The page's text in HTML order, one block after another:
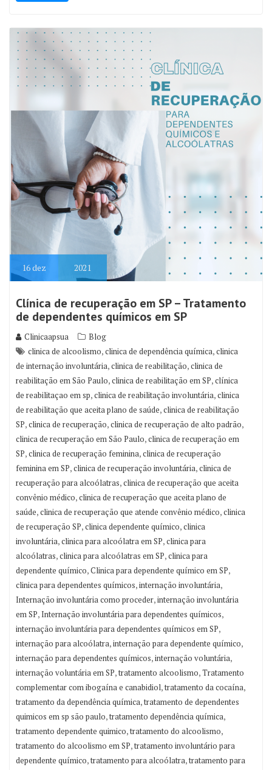
16dez 2021
Clínica de recuperação em SP – Tratamento
de dependentes químicos em SP
Clinicaapsua
Blog
clinica de alcoolismo,clinica de dependência química,clinica
de internação involuntária,clinica de reabilitação,clinica de
reabilitação em São Paulo,clinica de reabilitação em SP,clínica
de reabilitaçao em sp,clinica de reabilitação involuntária,clinica
de reabilitação que aceita plano de saúde,clinica de reabilitação
SP,clinica de recuperação,clinica de recuperação de alto padrão,
clinica de recuperação em São Paulo,clinica de recuperação em
SP,clinica de recuperação feminina,clinica de recuperação
feminina em SP,clinica de recuperação involuntária,clinica de
recuperação para alcoólatras,clinica de recuperação que aceita
convênio médico,clinica de recuperação que aceita plano de
saúde,clinica de recuperação que atende convênio médico,clinica
de recuperação SP,clinica dependente químico,clinica
involuntária,clinica para alcoólatra em SP,clinica para
alcoólatras,clinica para alcoólatras em SP,clinica para
dependente químico,Clinica para dependente químico em SP,
clinica para dependentes químicos,internação involuntária,
Internação involuntária como proceder,internação involuntária
em SP, Internação involuntária para dependentes químicos,
internação involuntária para dependentes químicos em SP,
internação para alcoólatra,internação para dependente químico,
internação para dependentes químicos,internação voluntária,
internação voluntária em SP,tratamento alcoolismo,Tratamento
complementar com ibogaína e canabidiol,tratamento da cocaína,
tratamento da dependência química,tratamento de dependentes
quimicos em sp são paulo,tratamento dependência química,
tratamento dependente quimico,tratamento do alcoolismo,
tratamento do alcoolismo em SP,tratamento involuntário para
dependente químico,tratamento para alcoólatra,tratamento para